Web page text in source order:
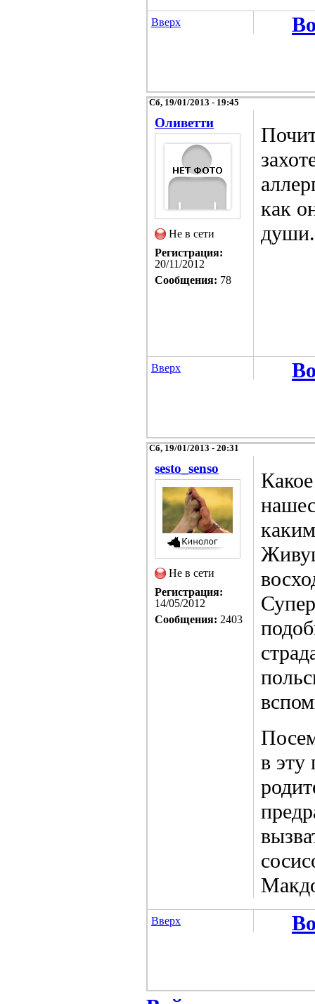
Вверх
Сб, 19/01/2013 - 19:45
Оливетти
Не в сети
Регистрация:
20/11/2012
Сообщения: 78
как
Вверх
Сб, 19/01/2013 - 20:31
sesto_senso
Не в сети
Регистрация:
14/05/2012
Сообщения: 2403
в эту
Вверх